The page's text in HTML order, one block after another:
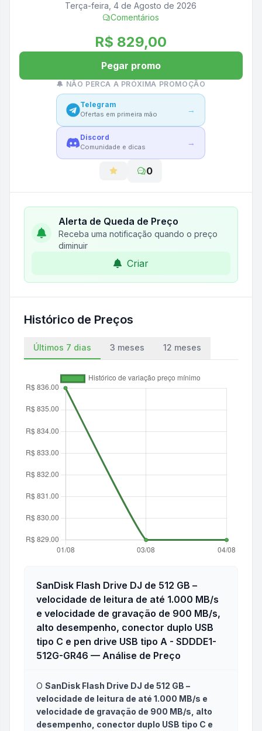
Terça-feira, 4 de Agosto de 2026
Comentários
R$ 829,00
Pegar promo
🔔 NÃO PERCA A PRÓXIMA PROMOÇÃO
Telegram
Ofertas em primeira mão →
Discord
Comunidade e dicas →
0
Alerta de Queda de Preço
Receba uma notificação quando o preço
diminuir
Criar
Histórico de Preços
Últimos 7 dias 3 meses 12 meses
SanDisk Flash Drive DJ de 512 GB –
velocidade de leitura de até 1.000 MB/s
e velocidade de gravação de 900 MB/s,
alto desempenho, conector duplo USB
tipo C e pen drive USB tipo A - SDDDE1-
512G-GR46 — Análise de Preço
O SanDisk Flash Drive DJ de 512 GB –
velocidade de leitura de até 1.000 MB/s e
velocidade de gravação de 900 MB/s, alto
desempenho, conector duplo USB tipo C e